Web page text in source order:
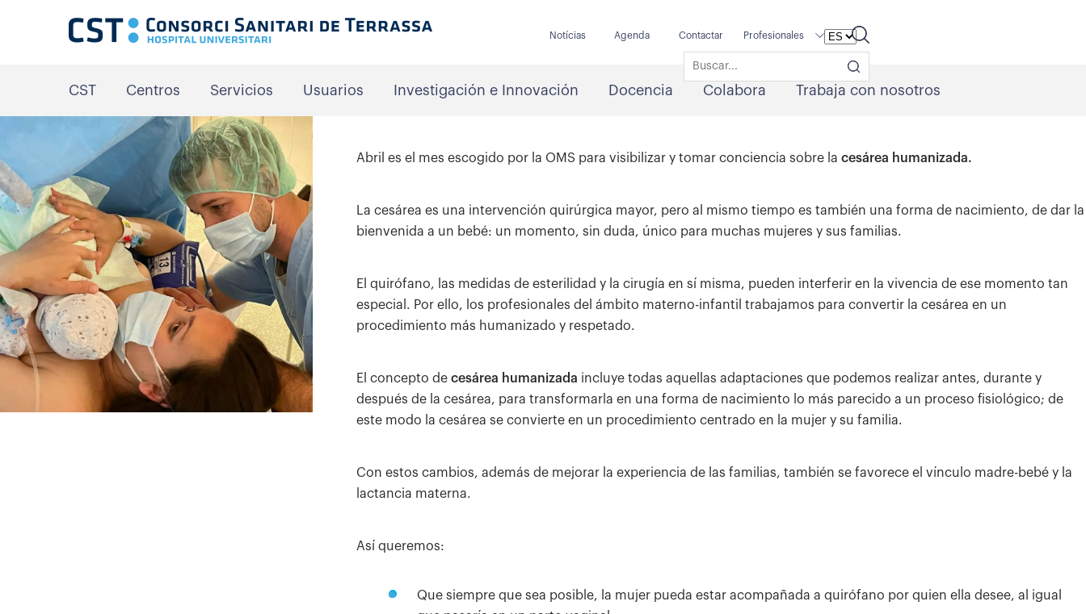
Notícias Agenda Contactar Profesionales
CST Centros Servicios Usuarios Investigación e Innovación Docencia Colabora Trabaja con nosotros
Abril es el mes escogido por la OMS para visibilizar y tomar conciencia sobre la cesárea humanizada.
La cesárea es una intervención quirúrgica mayor, pero al mismo tiempo es también una forma de nacimiento, de dar la
bienvenida a un bebé: un momento, sin duda, único para muchas mujeres y sus familias.
El quirófano, las medidas de esterilidad y la cirugía en sí misma, pueden interferir en la vivencia de ese momento tan
especial. Por ello, los profesionales del ámbito materno-infantil trabajamos para convertir la cesárea en un
procedimiento más humanizado y respetado.
El concepto de cesárea humanizada incluye todas aquellas adaptaciones que podemos realizar antes, durante y
después de la cesárea, para transformarla en una forma de nacimiento lo más parecido a un proceso fisiológico; de
este modo la cesárea se convierte en un procedimiento centrado en la mujer y su familia.
Con estos cambios, además de mejorar la experiencia de las familias, también se favorece el vínculo madre-bebé y la
lactancia materna.
Así queremos:
Que siempre que sea posible, la mujer pueda estar acompañada a quirófano por quien ella desee, al igual